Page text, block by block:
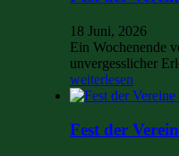
18 Juni, 2026
Ein Wochenende
unvergesslicher
weiterlesen
Fest der